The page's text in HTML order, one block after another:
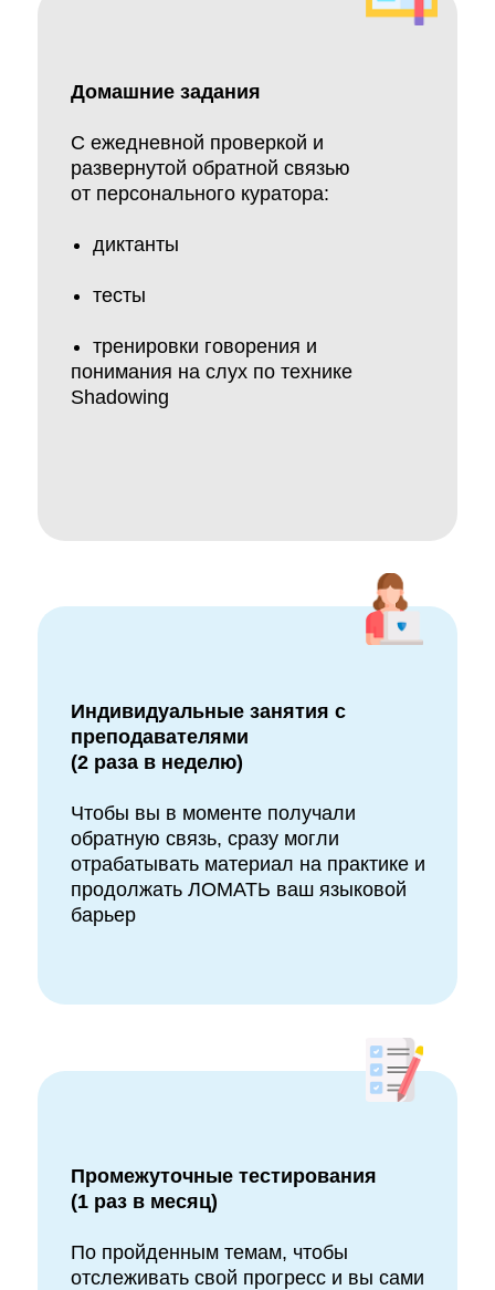
Домашние задания
С ежедневной проверкой и
развернутой обратной связью
от персонального куратора:
диктанты
тесты
тренировки говорения и
понимания на слух по технике
Shadowing
Индивидуальные занятия с
преподавателями
(2 раза в неделю)
Чтобы вы в моменте получали
обратную связь, сразу могли
отрабатывать материал на практике и
продолжать ЛОМАТЬ ваш языковой
барьер
Промежуточные тестирования
(1 раз в месяц)
По пройденным темам, чтобы
отслеживать свой прогресс и вы сами